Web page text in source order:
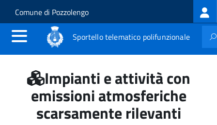
Salta al contenuto principale
Skip to site navigation
Comune di Pozzolengo
Sportello telematico polifunzionale
Impianti e attività con
emissioni atmosferiche
scarsamente rilevanti